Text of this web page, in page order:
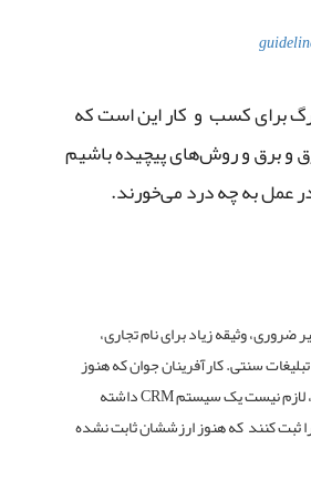
برای کسب و کار این است که
و برق و روش‌های پیچیده باشیم
عمل به چه درد می‌خورند.
ضروری، وثیقه زیاد برای نام تجاری،
سنتی. کارآفرینان جوان که هنوز
هیچ مشتری ندارند، لازم نیست یک سیستم CRM داشته
را ثبت کنند که هنوز ارزششان ثابت نشده